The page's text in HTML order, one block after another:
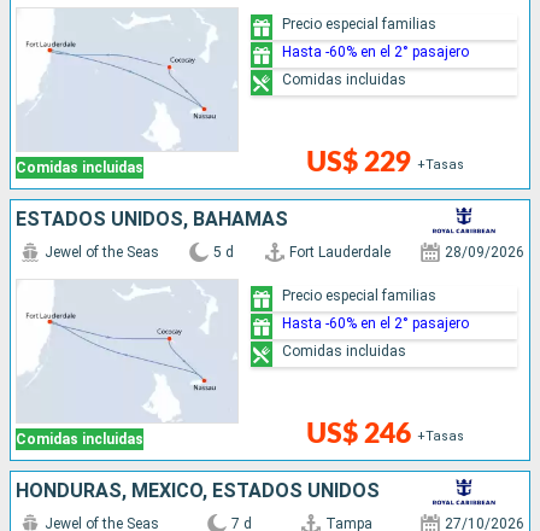
Comidas incluidas US$ 229 +Tasas
Precio especial familias
Hasta -60% en el 2° pasajero
Comidas incluidas
ESTADOS UNIDOS, BAHAMAS
Comidas incluidas
Jewel of the Seas 5 d Fort Lauderdale 28/09/2026
US$ 246 +Tasas
Precio especial familias
Hasta -60% en el 2° pasajero
Comidas incluidas
HONDURAS, MÉXICO, ESTADOS UNIDOS
Jewel of the Seas 7 d Tampa 27/10/2026